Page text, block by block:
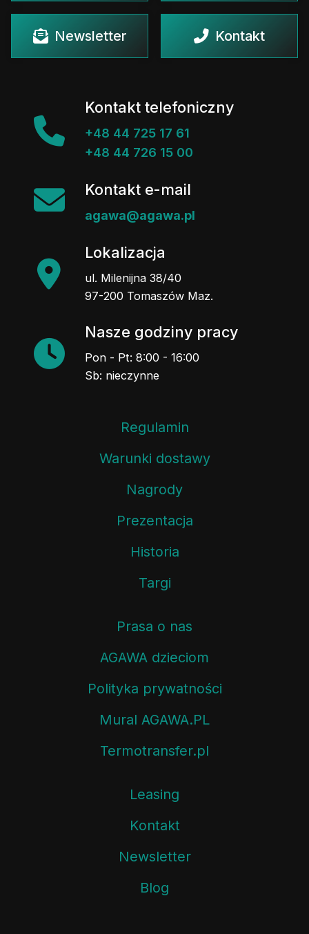
Newsletter Kontakt
Kontakt telefoniczny
+48 44 725 17 61
+48 44 726 15 00
Kontakt e-mail
agawa@agawa.pl
Lokalizacja
ul. Milenijna 38/40
97-200 Tomaszów Maz.
Nasze godziny pracy
Pon - Pt: 8:00 - 16:00
Sb: nieczynne
Regulamin
Warunki dostawy
Nagrody
Prezentacja
Historia
Targi
Prasa o nas
AGAWA dzieciom
Polityka prywatności
Mural AGAWA.PL
Termotransfer.pl
Leasing
Kontakt
Newsletter
Blog